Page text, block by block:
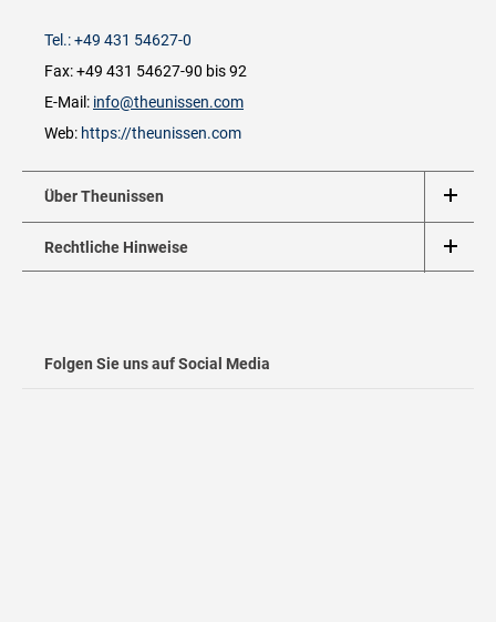
Tel.: +49 431 54627-0
Fax: +49 431 54627-90 bis 92
E-Mail: info@theunissen.com
Web: https://theunissen.com
Über Theunissen
Rechtliche Hinweise
Folgen Sie uns auf Social Media